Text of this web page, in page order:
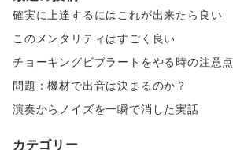
確実に上達するにはこれが出来たら良い
このメンタリティはすごく良い
チョーキングビブラートをやる時の注意点
問題：機材で出音は決まるのか？
演奏からノイズを一瞬で消した実話
カテゴリー